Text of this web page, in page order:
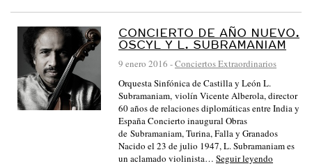
CONCIERTO DE AÑO NUEVO.
OSCYL Y L. SUBRAMANIAM
9 enero 2016 -Conciertos Extraordinarios
Orquesta Sinfónica de Castilla y León L.
Subramaniam, violín Vicente Alberola, director
60 años de relaciones diplomáticas entre India y
España Concierto inaugural Obras
de Subramaniam, Turina, Falla y Granados
Nacido el 23 de julio 1947, L. Subramaniam es
un aclamado violinista… Seguir leyendo